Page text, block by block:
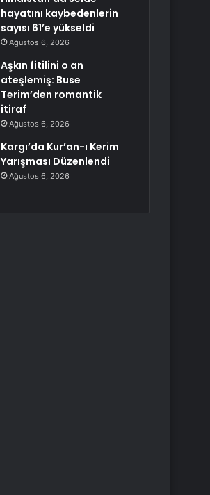
hayatını kaybedenlerin
sayısı 61’e yükseldi
Ağustos 6, 2026
Aşkın fitilini o an
ateşlemiş: Buse
Terim’den romantik
itiraf
Ağustos 6, 2026
Kargı’da Kur’an-ı Kerim
Yarışması Düzenlendi
Ağustos 6, 2026